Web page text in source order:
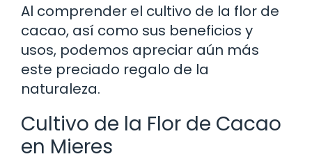
Al comprender el cultivo de la flor de
cacao, así como sus beneficios y
usos, podemos apreciar aún más
este preciado regalo de la
naturaleza.
Cultivo de la Flor de Cacao
en Mieres